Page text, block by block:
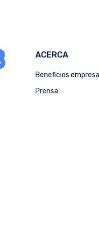
ACERCA
Beneficios
Prensa